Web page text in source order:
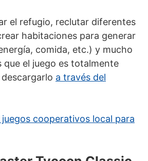
el refugio, reclutar diferentes
habitaciones para generar
comida, etc.) y mucho
que el juego es totalmente
a través del
juegos cooperativos local para